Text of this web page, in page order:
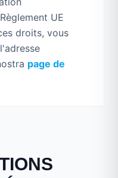
UE
droits, vous
page de